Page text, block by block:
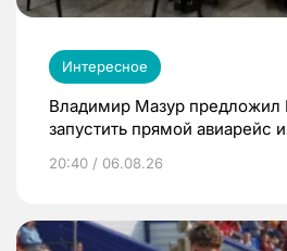
Интересное
Владимир Мазур предложил
запустить прямой авиарейс
20:40 / 06.08.26